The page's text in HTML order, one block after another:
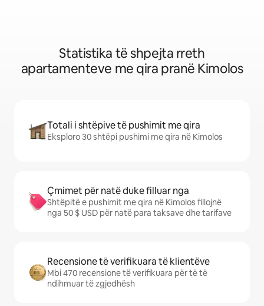
Statistika të shpejta rreth
apartamenteve me qira pranë Kimolos
Totali i shtëpive të pushimit me qira
Eksploro 30 shtëpi pushimi me qira në Kimolos
Çmimet për natë duke filluar nga
Shtëpitë e pushimit me qira në Kimolos fillojnë
nga 50 $ USD për natë para taksave dhe tarifave
Recensione të verifikuara të klientëve
Mbi 470 recensione të verifikuara për të të
ndihmuar të zgjedhësh